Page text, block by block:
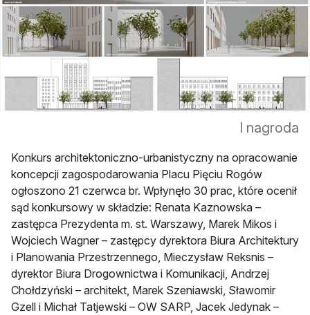
I nagroda
Konkurs architektoniczno-urbanistyczny na opracowanie
koncepcji zagospodarowania Placu Pięciu Rogów
ogłoszono 21 czerwca br. Wpłynęło 30 prac, które ocenił
sąd konkursowy w składzie: Renata Kaznowska –
zastępca Prezydenta m. st. Warszawy, Marek Mikos i
Wojciech Wagner – zastępcy dyrektora Biura Architektury
i Planowania Przestrzennego, Mieczysław Reksnis –
dyrektor Biura Drogownictwa i Komunikacji, Andrzej
Chołdzyński – architekt, Marek Szeniawski, Sławomir
Gzell i Michał Tatjewski – OW SARP, Jacek Jedynak –